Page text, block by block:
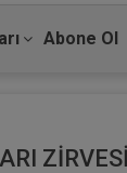
Abone Ol
ZİRVESİ